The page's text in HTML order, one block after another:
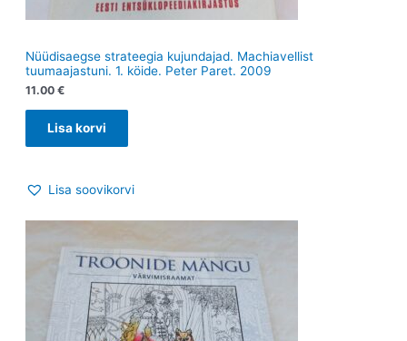
Nüüdisaegse strateegia kujundajad. Machiavellist
tuumaajastuni. 1. köide. Peter Paret. 2009
11.00 €
Lisa korvi
Lisa soovikorvi